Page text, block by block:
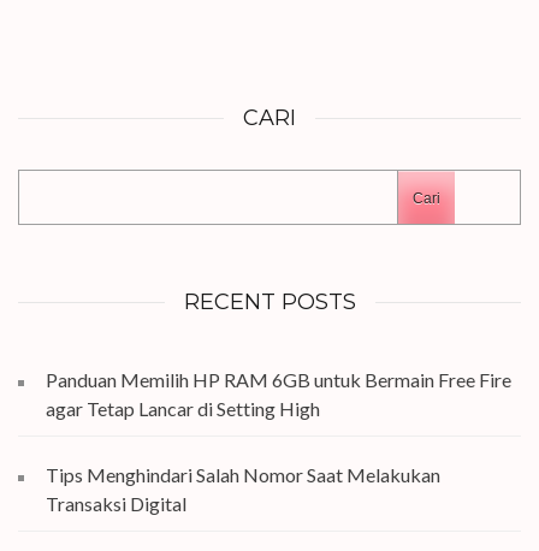
CARI
Cari
RECENT POSTS
Panduan Memilih HP RAM 6GB untuk Bermain Free Fire
agar Tetap Lancar di Setting High
Tips Menghindari Salah Nomor Saat Melakukan
Transaksi Digital